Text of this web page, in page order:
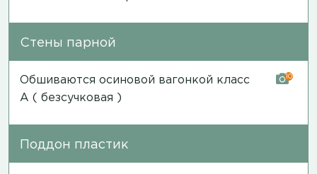
Стены парной
Обшиваются осиновой вагонкой класс
А ( безсучковая )
10
Поддон пластик